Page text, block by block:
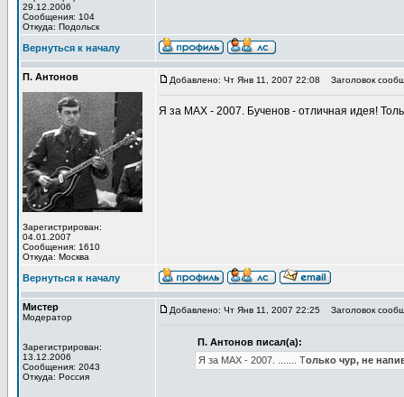
29.12.2006
Сообщения: 104
Откуда: Подольск
Вернуться к началу
П. Антонов
Зарегистрирован:
04.01.2007
Сообщения: 1610
Откуда: Москва
Добавлено: Чт Янв 11, 2007 22:08 Заголовок
Я за МАХ - 2007. Бученов - отличная идея!
Вернуться к началу
Мистер
Модератор
Зарегистрирован:
13.12.2006
Сообщения: 2043
Откуда: Россия
Добавлено: Чт Янв 11, 2007 22:25 Заголовок
П. Антонов писал(а):
Я за МАХ - 2007. ....... Только чур, не